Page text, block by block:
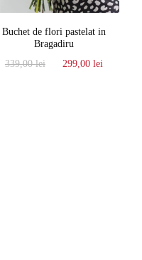
Buchet de flori pastelat in
Bragadiru
339,00lei
Prețul
299,00 lei